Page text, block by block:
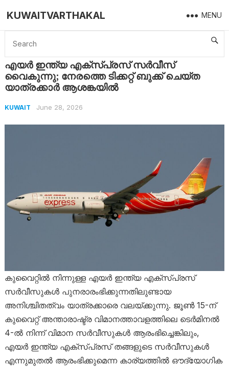
KUWAITVARTHAKAL MENU
Home Kuwait
എയർ ഇന്ത്യ എക്സ്പ്രസ് സർവീസ്
വൈകുന്നു; നേരത്തെ ടിക്കറ്റ് ബുക്ക് ചെയ്ത
യാത്രക്കാർ ആശങ്കയിൽ
KUWAIT June 28, 2026
കുവൈറ്റിൽ നിന്നുള്ള എയർ ഇന്ത്യ എക്സ്പ്രസ്
സർവീസുകൾ പുനരാരംഭിക്കുന്നതിലുണ്ടായ
അനിശ്ചിതത്വം യാത്രക്കാരെ വലയ്ക്കുന്നു. ജൂൺ 15-ന്
കുവൈറ്റ് അന്താരാഷ്ട്ര വിമാനത്താവളത്തിലെ ടെർമിനൽ
4-ൽ നിന്ന് വിമാന സർവീസുകൾ ആരംഭിച്ചെങ്കിലും,
എയർ ഇന്ത്യ എക്സ്പ്രസ് തങ്ങളുടെ സർവീസുകൾ
എന്നുമുതൽ ആരംഭിക്കുമെന്ന കാര്യത്തിൽ ഔദ്യോഗിക